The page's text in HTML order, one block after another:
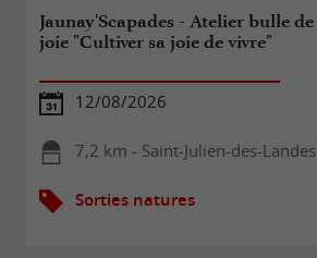
Jaunay'Scapades - Atelier bulle de
joie "Cultiver sa joie de vivre"
12/08/2026
7,2 km - Saint-Julien-des-Landes
Sorties natures